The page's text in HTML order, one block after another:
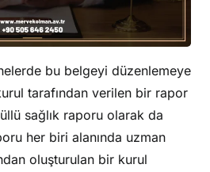
bu belgeyi düzenlemeye
tarafından verilen bir rapor
sağlık raporu olarak da
her biri alanında uzman
oluşturulan bir kurul